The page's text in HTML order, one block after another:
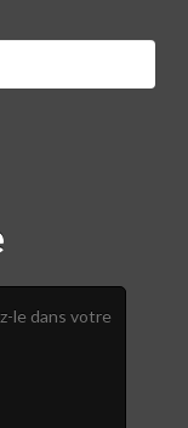
le dans votre